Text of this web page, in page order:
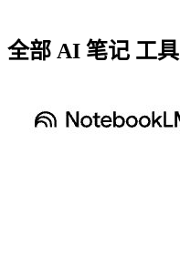
全部 AI 笔记 工具